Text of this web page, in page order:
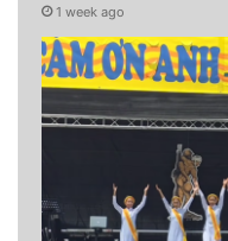
1 week ago